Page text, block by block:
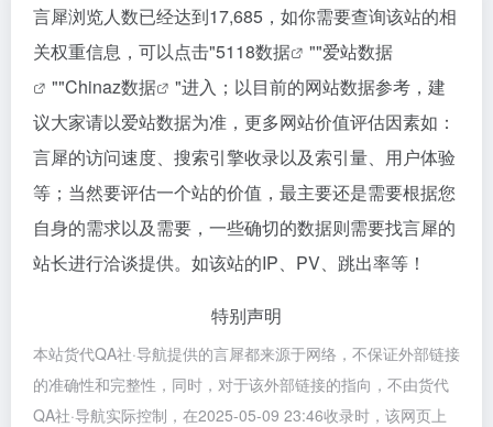
言犀浏览人数已经达到17,685，如你需要查询该站的相
关权重信息，可以点击"5118数据 ""爱站数据
""Chinaz数据
"进入；以目前的网站数据参考，建
议大家请以爱站数据为准，更多网站价值评估因素如：
言犀的访问速度、搜索引擎收录以及索引量、用户体验
等；当然要评估一个站的价值，最主要还是需要根据您
自身的需求以及需要，一些确切的数据则需要找言犀的
站长进行洽谈提供。如该站的IP、PV、跳出率等！
特别声明
本站货代QA社·导航提供的言犀都来源于网络，不保证外部链接
的准确性和完整性，同时，对于该外部链接的指向，不由货代
QA社·导航实际控制，在2025-05-09 23:46收录时，该网页上